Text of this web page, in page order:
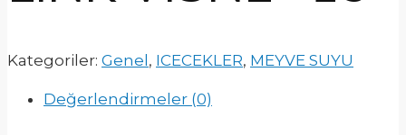
Kategoriler: Genel , ICECEKLER, MEYVE SUYU
Değerlendirmeler (0)